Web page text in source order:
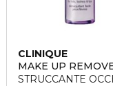
CLINIQUE
MAKE UP
STRUCCANTE